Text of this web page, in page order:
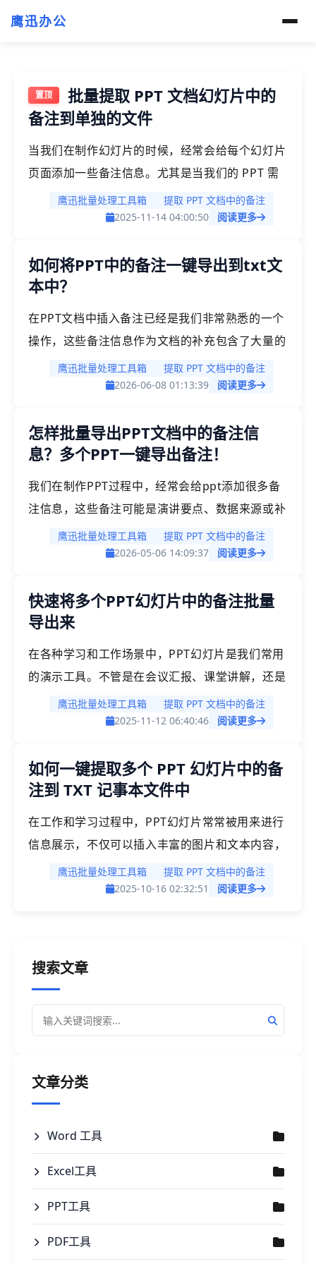
鹰迅办公
批量提取 PPT 文档幻灯片中的
备注到单独的文件
当我们在制作幻灯片的时候，经常会给每个幻灯片
页面添加一些备注信息。尤其是当我们的 PPT 需
要对外进行演示的时候，在幻灯片中添加备注信息
可以给我们做一些提示，也是非常重要也是非常有
提取出来，我们应该怎么做呢？
鹰迅批量处理工具箱
提取 PPT 文档中的备注
2025-11-14 04:00:50
阅读更多
如何将PPT中的备注一键导出到txt文
本中？
在PPT文档中插入备注已经是我们非常熟悉的一个
操作，这些备注信息作为文档的补充包含了大量的
信息，有时候我们需要将这些备注信息导出来形成
新的文档，但这个操作看起来就不是那么简单，首
粘贴，看上去操作就非常繁琐。因此可能我们需要
有更高效的批量处理方法，可以一键导出。
鹰迅批量处理工具箱
提取 PPT 文档中的备注
2026-06-08 01:13:39
阅读更多
怎样批量导出PPT文档中的备注信
息？多个PPT一键导出备注！
我们在制作PPT过程中，经常会给ppt添加很多备
注信息，这些备注可能是演讲要点、数据来源或补
充说明。然而当需要将这些备注信息提取出来用于
会议纪要、培训材料或单独分发时，许多人都会陷
ppt文档，然后一页页去定位备注内容，然后复制
粘贴，即使是单个文档的操作也非常低效，更不用
鹰迅批量处理工具箱
提取 PPT 文档中的备注
2026-05-06 14:09:37
阅读更多
快速将多个PPT幻灯片中的备注批量
导出来
在各种学习和工作场景中，PPT幻灯片是我们常用
的演示工具。不管是在会议汇报、课堂讲解，还是
项目展示中，PPT 都是非常常见的文档格式。我们
在进行 ppt 演示的时候，经常会在备注中添加一
通常用来对幻灯片内容进行补充说明。但当我们需
要将大量PPT中的备注信息导出时，应该怎么做
鹰迅批量处理工具箱
提取 PPT 文档中的备注
2025-11-12 06:40:46
阅读更多
如何一键提取多个 PPT 幻灯片中的备
注到 TXT 记事本文件中
在工作和学习过程中，PPT幻灯片常常被用来进行
信息展示，不仅可以插入丰富的图片和文本内容，
还拥有许多实用的功能，其中“备注”功能是大家常
用的一项。每一页幻灯片都可以添加备注，通常用
晰地传达信息。那么，如何在大量PPT文件中批量
提取备注，并将其快速保存到txt文件中呢？接下
来，我们将为大家介绍一种高效的批量操作方法。
鹰迅批量处理工具箱
提取 PPT 文档中的备注
2025-10-16 02:32:51
阅读更多
搜索文章
文章分类
Word 工具
Excel工具
PPT工具
PDF工具